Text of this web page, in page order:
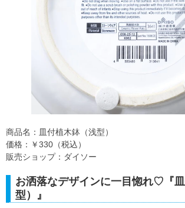
商品名：皿付植木鉢（浅型）
価格：￥330（税込）
販売ショップ：ダイソー
お洒落なデザインに一目惚れ♡『
型）』